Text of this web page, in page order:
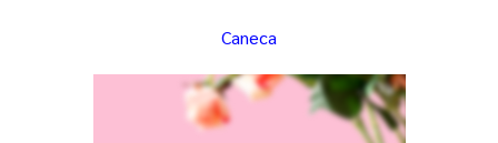
Caneca